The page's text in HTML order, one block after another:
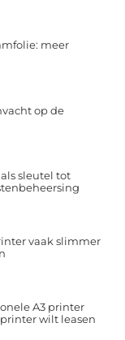
meer
op de
sleutel tot
vaak slimmer
A3 printer
wilt leasen